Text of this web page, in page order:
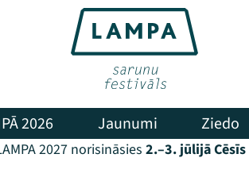
2026 Jaunumi Ziedo
2027 norisināsies 2.–3. jūlijā Cēsīs